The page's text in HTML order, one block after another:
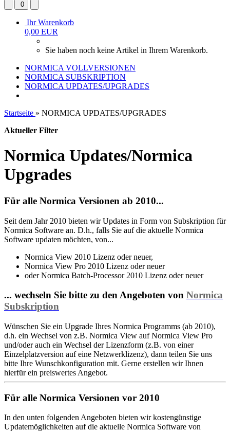
0
Ihr Warenkorb
0,00 EUR
Sie haben noch keine Artikel in Ihrem Warenkorb.
NORMICA VOLLVERSIONEN
NORMICA SUBSKRIPTION
NORMICA UPDATES/UPGRADES
Startseite » NORMICA UPDATES/UPGRADES
Aktueller Filter
Normica Updates/Normica
Upgrades
Für alle Normica Versionen ab 2010...
Seit dem Jahr 2010 bieten wir Updates in Form von Subskription für
Normica Software an. D.h., falls Sie auf die aktuelle Normica
Software updaten möchten, von...
Normica View 2010 Lizenz oder neuer,
Normica View Pro 2010 Lizenz oder neuer
oder Normica Batch-Processor 2010 Lizenz oder neuer
... wechseln Sie bitte zu den Angeboten von Normica
Subskription
Wünschen Sie ein Upgrade Ihres Normica Programms (ab 2010),
d.h. ein Wechsel von z.B. Normica View auf Normica View Pro
und/oder auch ein Wechsel der Lizenzform (z.B. von einer
Einzelplatzversion auf eine Netzwerklizenz), dann teilen Sie uns
bitte Ihre Wunschkonfiguration mit. Gerne erstellen wir Ihnen
hierfür ein preiswertes Angebot.
Für alle Normica Versionen vor 2010
In den unten folgenden Angeboten bieten wir kostengünstige
Updatemöglichkeiten auf die aktuelle Normica Software von